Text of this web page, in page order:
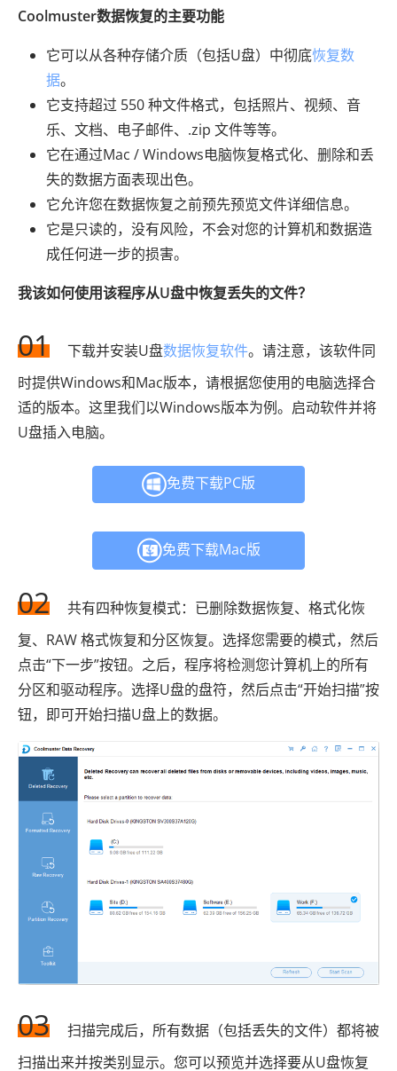
Coolmuster数据恢复的主要功能
它可以从各种存储介质（包括U盘）中彻底恢复数
据。
它支持超过 550 种文件格式，包括照片、视频、音
乐、文档、电子邮件、.zip 文件等等。
它在通过Mac / Windows电脑恢复格式化、删除和丢
失的数据方面表现出色。
它允许您在数据恢复之前预先预览文件详细信息。
它是只读的，没有风险，不会对您的计算机和数据造
成任何进一步的损害。
我该如何使用该程序从U盘中恢复丢失的文件？
01 下载并安装U盘数据恢复软件。请注意，该软件同
时提供Windows和Mac版本，请根据您使用的电脑选择合
适的版本。这里我们以Windows版本为例。启动软件并将
U盘插入电脑。
免费下载PC版
免费下载Mac版
02
共有四种恢复模式：已删除数据恢复、格式化恢
复、RAW 格式恢复和分区恢复。选择您需要的模式，然后
点击“下一步”按钮。之后，程序将检测您计算机上的所有
分区和驱动程序。选择U盘的盘符，然后点击“开始扫描”按
钮，即可开始扫描U盘上的数据。
03
扫描完成后，所有数据（包括丢失的文件）都将被
扫描出来并按类别显示。您可以预览并选择要从U盘恢复